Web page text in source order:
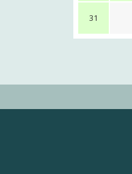
31